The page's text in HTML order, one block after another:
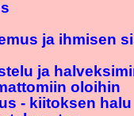
ja ihmisen
ja
oloihin
- kiitoksen halu